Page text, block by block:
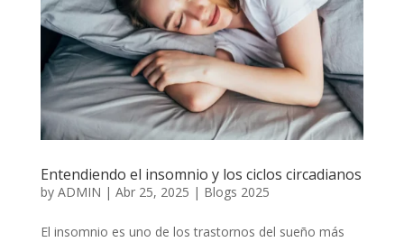
Entendiendo el insomnio y los ciclos circadianos
by ADMIN | Abr 25, 2025 | Blogs 2025
El insomnio es uno de los trastornos del sueño más